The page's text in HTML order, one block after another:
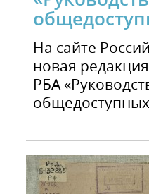
На сайте
новая
РБА